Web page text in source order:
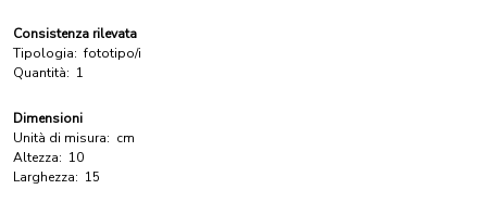
Consistenza rilevata
Tipologia: fototipo/i
Quantità: 1
Dimensioni
Unità di misura: cm
Altezza: 10
Larghezza: 15